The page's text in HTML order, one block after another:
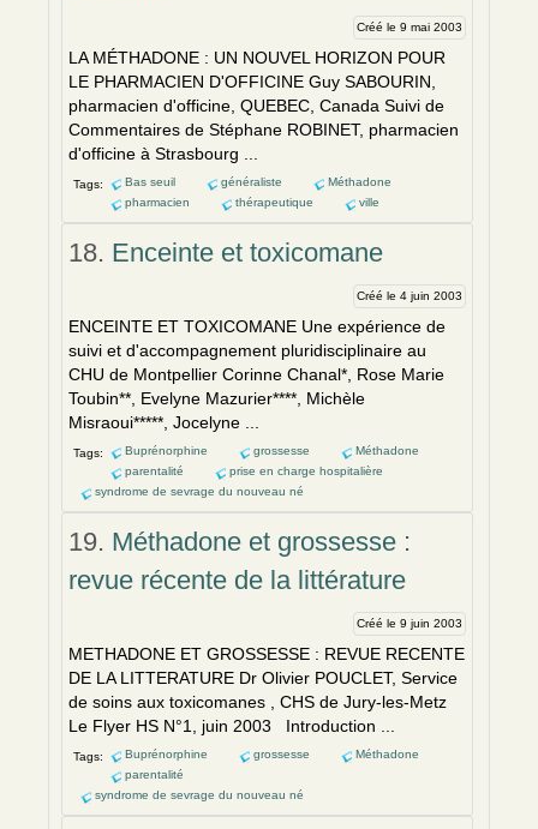
Créé le 9 mai 2003
LA MÉTHADONE : UN NOUVEL HORIZON POUR
LE PHARMACIEN D'OFFICINE Guy SABOURIN,
pharmacien d'officine, QUEBEC, Canada Suivi de
Commentaires de Stéphane ROBINET, pharmacien
d'officine à Strasbourg ...
Tags: Bas seuil généraliste
Méthadone
pharmacien
thérapeutique ville
18. Enceinte et toxicomane
Créé le 4 juin 2003
ENCEINTE ET TOXICOMANE Une expérience de
suivi et d'accompagnement pluridisciplinaire au
CHU de Montpellier Corinne Chanal*, Rose Marie
Toubin**, Evelyne Mazurier****, Michèle
Misraoui*****, Jocelyne ...
Tags: Buprénorphine grossesse
Méthadone
parentalité
prise en charge hospitalière
syndrome de sevrage du nouveau né
19. Méthadone et grossesse :
revue récente de la littérature
Créé le 9 juin 2003
METHADONE ET GROSSESSE : REVUE RECENTE
DE LA LITTERATURE Dr Olivier POUCLET, Service
de soins aux toxicomanes , CHS de Jury-les-Metz
Le Flyer HS N°1, juin 2003 Introduction ...
Tags: Buprénorphine grossesse
Méthadone
parentalité
syndrome de sevrage du nouveau né